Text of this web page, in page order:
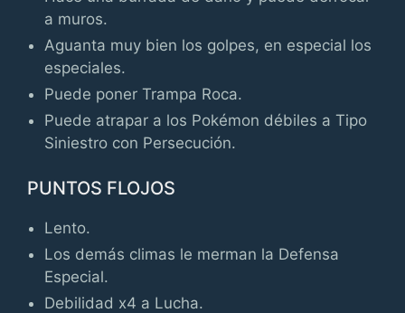
a muros.
Aguanta muy bien los golpes, en especial los
especiales.
Puede poner Trampa Roca.
Puede atrapar a los Pokémon débiles a Tipo
Siniestro con Persecución.
PUNTOS FLOJOS
Lento.
Los demás climas le merman la Defensa
Especial.
Debilidad x4 a Lucha.